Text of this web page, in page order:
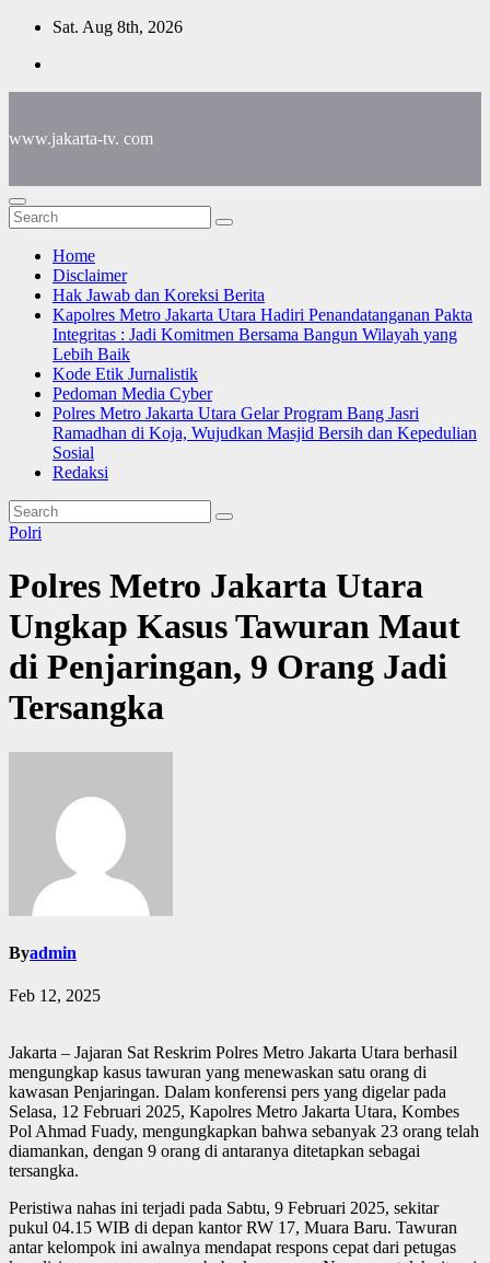
Skip
content
Sat. Aug 8th, 2026
www.jakarta-tv. com
Home
Disclaimer
Hak Jawab dan Koreksi Berita
Kapolres Metro Jakarta Utara Hadiri Penandatanganan Pakta
Integritas : Jadi Komitmen Bersama Bangun Wilayah yang
Lebih Baik
Kode Etik Jurnalistik
Pedoman Media Cyber
Polres Metro Jakarta Utara Gelar Program Bang Jasri
Ramadhan di Koja, Wujudkan Masjid Bersih dan Kepedulian
Sosial
Redaksi
Polri
Polres Metro Jakarta Utara
Ungkap Kasus Tawuran Maut
di Penjaringan, 9 Orang Jadi
Tersangka
Byadmin
Feb 12, 2025
Jakarta – Jajaran Sat Reskrim Polres Metro Jakarta Utara berhasil
mengungkap kasus tawuran yang menewaskan satu orang di
kawasan Penjaringan. Dalam konferensi pers yang digelar pada
Selasa, 12 Februari 2025, Kapolres Metro Jakarta Utara, Kombes
Pol Ahmad Fuady, mengungkapkan bahwa sebanyak 23 orang telah
diamankan, dengan 9 orang di antaranya ditetapkan sebagai
tersangka.
Peristiwa nahas ini terjadi pada Sabtu, 9 Februari 2025, sekitar
pukul 04.15 WIB di depan kantor RW 17, Muara Baru. Tawuran
antar kelompok ini awalnya mendapat respons cepat dari petugas